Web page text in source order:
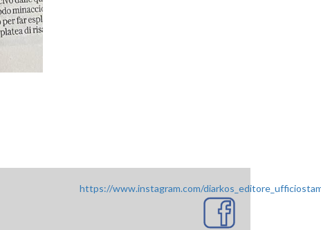
https://www.instagram.com/